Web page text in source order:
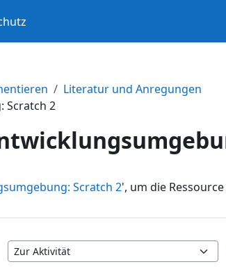
Literatur und Anregungen
Scratch 2
Scratch 2', um die
Zur Aktivität